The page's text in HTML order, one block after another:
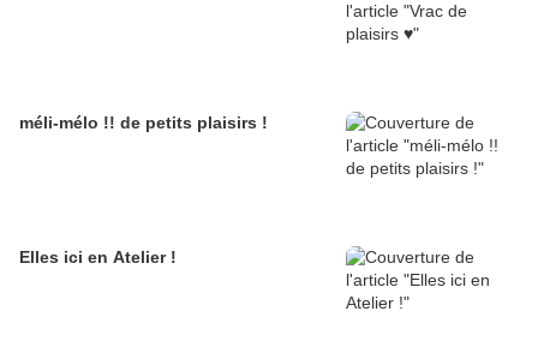
méli-mélo !! de petits plaisirs !
Elles ici en Atelier !